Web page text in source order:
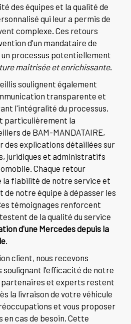
des équipes et la qualité de
qui leur a permis de
complexe. Ces retours
d'un mandataire de
processus potentiellement
maîtrisée et enrichissante.
soulignent également
transparente et
l'intégralité du processus.
particulièrement la
de BAM-MANDATAIRE,
des explications détaillées sur
juridiques et administratifs
Chaque retour
fiabilité de notre service et
notre équipe à dépasser les
témoignages renforcent
de la qualité du service
d'une Mercedes depuis la
.
client, nous recevons
soulignant l'efficacité de notre
partenaires et experts restent
la livraison de votre véhicule
et vous proposer
en cas de besoin. Cette